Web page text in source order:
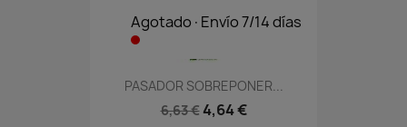
Agotado·Envío 7/14 días
PASADOR SOBREPONER...
6,63 € 4,64 €